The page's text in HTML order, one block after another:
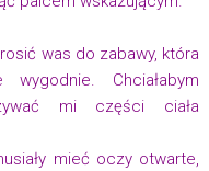
was do zabawy, która
Chciałabym
mi części ciała
mieć oczy otwarte,